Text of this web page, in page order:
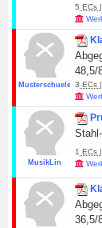
5 ECs |
Musterschueler19
48,5/
3 ECs |
MusikLin
1 ECs |
36,5/